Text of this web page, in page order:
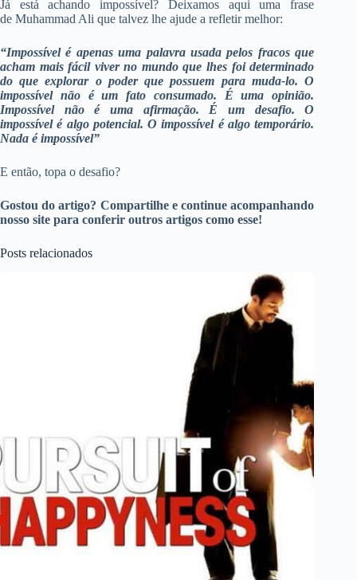
Já está achando impossível? Deixamos aqui uma frase
de Muhammad Ali que talvez lhe ajude a refletir melhor:
“Impossível é apenas uma palavra usada pelos fracos que
acham mais fácil viver no mundo que lhes foi determinado
do que explorar o poder que possuem para muda-lo. O
impossível não é um fato consumado. É uma opinião.
Impossível não é uma afirmação. É um desafio. O
impossível é algo potencial. O impossível é algo temporário.
Nada é impossível”
E então, topa o desafio?
Gostou do artigo? Compartilhe e continue acompanhando
nosso site para conferir outros artigos como esse!
Posts relacionados